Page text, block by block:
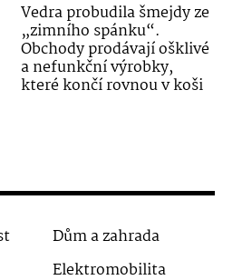
Vedra probudila šmejdy ze
„zimního spánku“.
Obchody prodávají ošklivé
a nefunkční výrobky,
které končí rovnou v koši
Dům a zahrada
Elektromobilita